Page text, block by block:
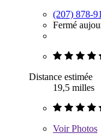
(207) 878-
Fermé
Distance estimée
19,5 milles
VoirPhotos